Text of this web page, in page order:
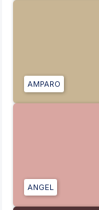
AMPARO
ANGEL